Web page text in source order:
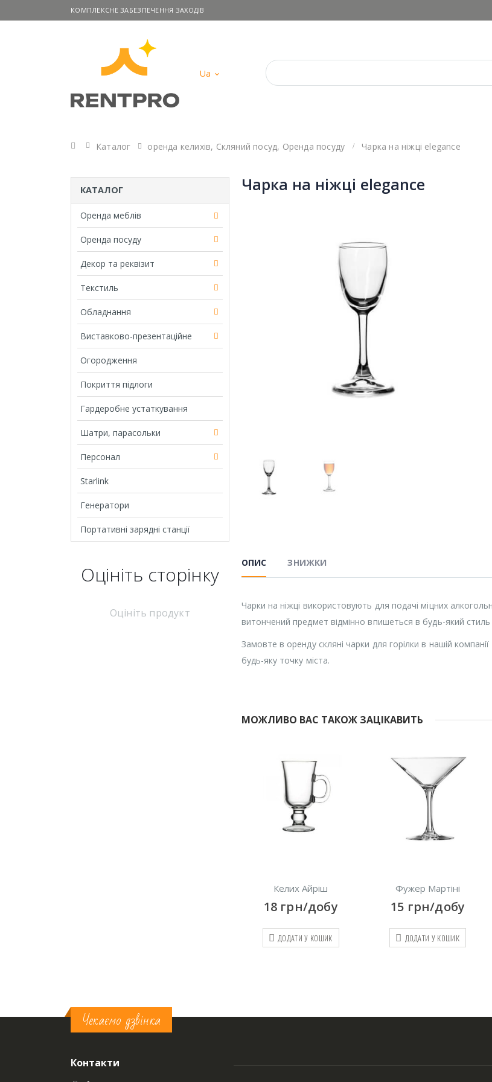
КОМПЛЕКСНЕ ЗАБЕЗПЕЧЕННЯ ЗАХОДІВ
Ua
Головна
Каталог оренда келихів, Скляний посуд, Оренда посуду
Чарка на ніжці elegance
Чарка на ніжці elegance
ОПИС ЗНИЖКИ
Чарки на ніжці використовують для подачі міцних
витончений предмет відмінно впишеться в будь-який стиль
Замовте в оренду скляні чарки для горілки в нашій
будь-яку точку міста.
МОЖЛИВО ВАС ТАКОЖ ЗАЦІКАВИТЬ
Келих Айріш
18 грн/добу
ДОДАТИ У КОШИК
Фужер Мартіні
15 грн/добу
ДОДАТИ У КОШИК
КАТАЛОГ
Оренда меблів
Оренда посуду
Декор та реквізит
Текстиль
Обладнання
Виставково-презентаційне
Огородження
Покриття підлоги
Гардеробне устаткування
Шатри, парасольки
Персонал
Starlink
Генератори
Портативні зарядні станції
Оцініть cторінку
Оцініть продукт
Чекаємо дзвінка
Контакти